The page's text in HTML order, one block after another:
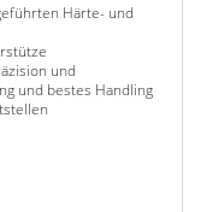
Härte- und
und
und bestes Handling